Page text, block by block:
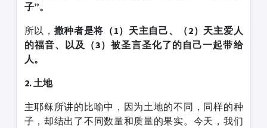
子”。
所以， 撒种者是将（1）天主自己、（2）天主爱人
的福音、以及（3）被圣言圣化了的自己一起带给
人。
2. 土地
主耶稣所讲的比喻中，因为土地的不同，同样的种
子，却结出了不同数量和质量的果实。今天，我们